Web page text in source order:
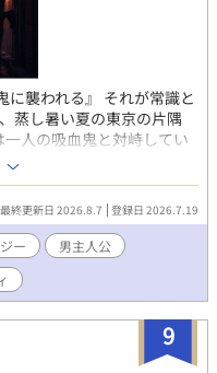
に襲われる』 それが常識と
蒸し暑い夏の東京の片隅
人の吸血鬼と対峙してい
る。 だが、黄昏刻に現れる
後、獲物となった人間を殺
た男だった。 「俺は、噛ん
「ベッドの上で」 人を殺
ター。 陽は沈み、短い夜
毎日更新予定。全二
稿済。 一話あたり2000字
な性的描写はありません
ます。苦手な方はご注意
最終更新日 2026.8.7 登録日 2026.7.19
ー
男主人公
9